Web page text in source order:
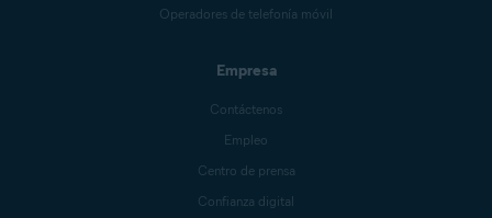
Operadores de telefonía móvil
Empresa
Contáctenos
Empleo
Centro de prensa
Confianza digital